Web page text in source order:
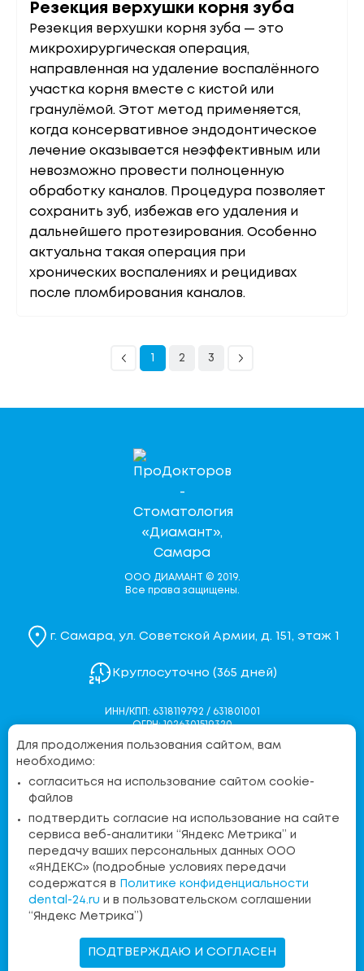
Резекция верхушки корня зуба
Резекция верхушки корня зуба — это
микрохирургическая операция,
направленная на удаление воспалённого
участка корня вместе с кистой или
гранулёмой. Этот метод применяется,
когда консервативное эндодонтическое
лечение оказывается неэффективным или
невозможно провести полноценную
обработку каналов. Процедура позволяет
сохранить зуб, избежав его удаления и
дальнейшего протезирования. Особенно
актуальна такая операция при
хронических воспалениях и рецидивах
после пломбирования каналов.
2 3
ООО ДИАМАНТ © 2019.
Все права защищены.
г. Самара, ул. Советской Армии, д. 151, этаж 1
Круглосуточно (365 дней)
ИНН/КПП: 6318119792 / 631801001
ОГРН: 1026301519320
Политика конфиденциальности
Согласие на обработку персональных данных через
Контакты контролирующих органов
Бесплатная линия:
8 (800) 555-36-15
Запись на прием
Для продолжения пользования сайтом, вам
необходимо:
согласиться на использование сайтом cookie-
файлов
подтвердить согласие на использование на сайте
сервиса веб-аналитики “Яндекс Метрика” и
передачу ваших персональных данных ООО
«ЯНДЕКС» (подробные условиях передачи
содержатся в
Политике конфиденциальности
dental-24.ru и в пользовательском соглашении
“Яндекс Метрика”)
ПОДТВЕРЖДАЮ И СОГЛАСЕН